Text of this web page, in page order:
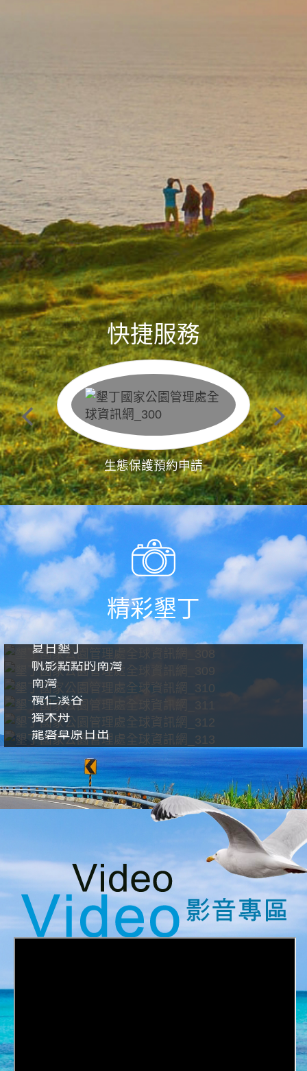
快捷服務
生態保護預約申請
精彩墾丁
夏日墾丁
帆影點點的南灣
南灣
欖仁溪谷
獨木舟
龍磐草原日出